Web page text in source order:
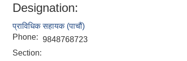
Designation:
प्राविधिक सहायक (पाचौं)
Phone: 9848768723
Section: